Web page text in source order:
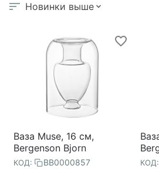
Новинки выше
Ваза Muse, 16 см,
Bergenson Bjorn
КОД: BB0000857 КОД: